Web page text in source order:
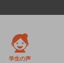
学生の声